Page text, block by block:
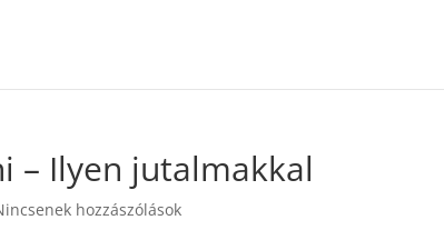
– Ilyen jutalmakkal
hozzászólások